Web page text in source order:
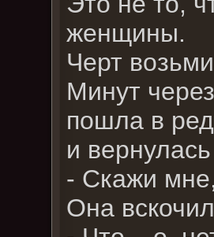
женщины.
Черт
Минут
пошла в
и
- Скажи
Она